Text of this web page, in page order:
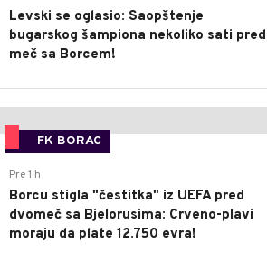
Levski se oglasio: Saopštenje
bugarskog šampiona nekoliko sati pred
meč sa Borcem!
FK BORAC
Pre 1 h
Borcu stigla "čestitka" iz UEFA pred
dvomeč sa Bjelorusima: Crveno-plavi
moraju da plate 12.750 evra!